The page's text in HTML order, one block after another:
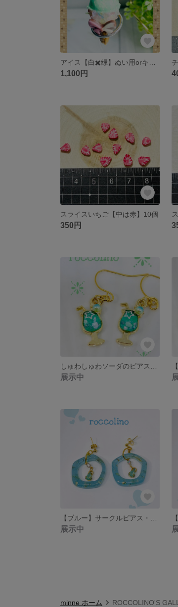
1,100円
スライスいちご【中は赤】10個
350円
展示中
展示中
minne ホーム ROCCOLINO'S